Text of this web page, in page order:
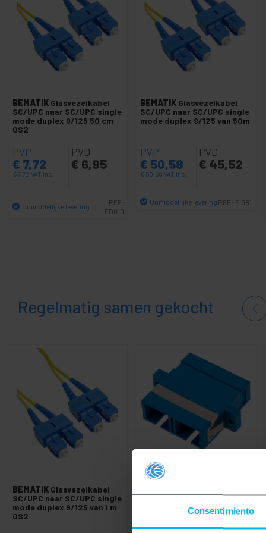
Consentimiento
Kabelventilator MTP-LC MM 50/125 PC
MM 50/125 dubbelzijdige PC-kabel
+
MM 62.5 / 125 PC-duplexkabel
+
Duplexkabel SM 9/125 APC
Duplexkabel 9/125 FC naar FC
Duplexkabel 9/125 LC naar SC
Duplexkabel 9/125 LC naar ST
9/125 ST naar SC duplex kabel
Simplex-kabel SM 9/125 PC
+
Glasvezel patchpaneel
Vezel optische separator
Verschillende voor glasvezel
GSM GPRS 3G UMTS HSDPA GPS
Draadloos netwerk
+
TP-Link-technologieën
SCSI-kaarten en accessoires
+
Rekken
en
servers
+
BEMATIK Glasvezelkabel
SC/UPC naar SC/UPC single
mode duplex 9/125 50 cm
OS2
PVP
€ 7,72
€7,72 VAT inc.
PVD
€ 6,95
Onmiddellijke levering
REF:
FD010
BEMATIK Glasvezelkabel
SC/UPC naar SC/UPC single
mode duplex 9/125 van 50m
PVP
€ 50,58
€ 50,58 VAT inc.
PVD
€ 45,52
Onmiddellijke levering REF: FI081
Regelmatig samen gekocht
BEMATIK Glasvezelkabel
SC/UPC naar SC/UPC single
mode duplex 9/125 van 1 m
OS2
mode duplex optische
vezelkoppeling